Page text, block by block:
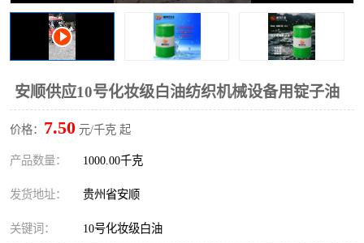
安顺供应10号化妆级白油纺织机械设备用锭子油
价格： 7.50 元/千克 起
产品数量： 1000.00千克
发货地址： 贵州省安顺
关键词： 10号化妆级白油